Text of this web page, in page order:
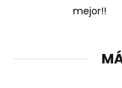
mejor!!